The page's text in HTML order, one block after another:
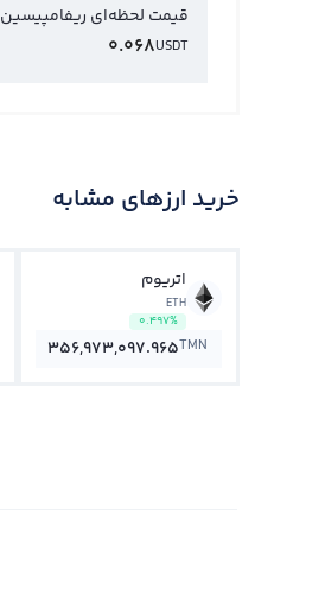
قیمت لحظه‌ای ریفامپیسین
USDT
0.068
خرید ارزهای مشابه
اتریوم
ETH
0.497%
356,973,097.965TMN